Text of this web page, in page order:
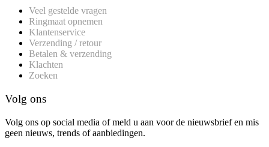
Veel gestelde vragen
Ringmaat opnemen
Klantenservice
Verzending / retour
Betalen & verzending
Klachten
Zoeken
Volg ons
Volg ons op social media of meld u aan voor de nieuwsbrief en mis
geen nieuws, trends of aanbiedingen.